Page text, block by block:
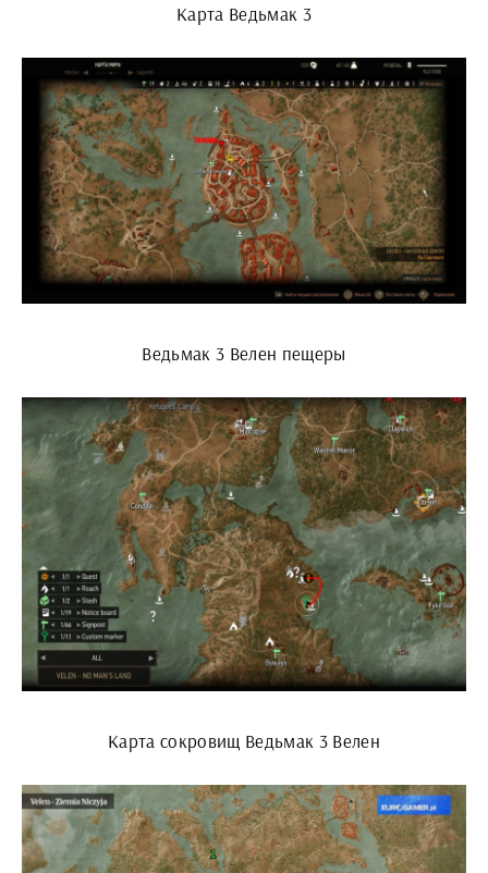
Карта Ведьмак 3
Ведьмак 3 Велен пещеры
Карта сокровищ Ведьмак 3 Велен